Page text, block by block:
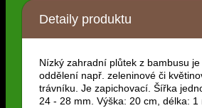
Detaily produktu
Nízký zahradní plůtek z bambusu
oddělení např. zeleninové či
trávníku. Je zapichovací. Šířka
24 - 28 mm. Výška: 20 cm, délka: 1